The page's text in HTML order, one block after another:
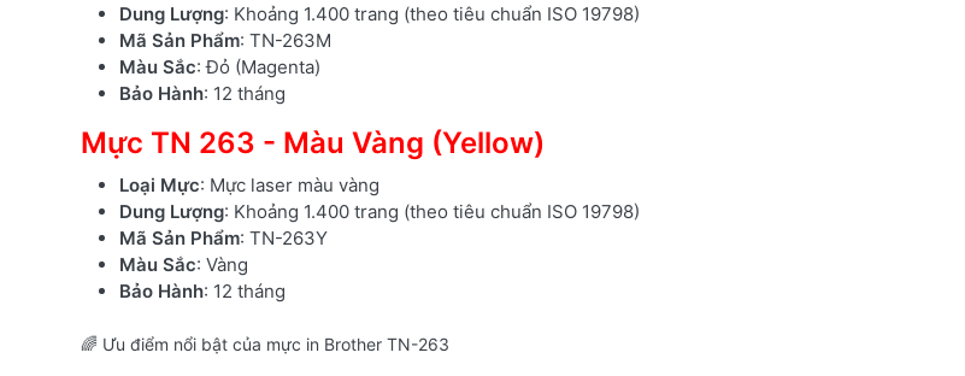
Dung Lượng: Khoảng 1.400 trang (theo tiêu chuẩn ISO 19798)
Mã Sản Phẩm: TN-263M
Màu Sắc: Đỏ (Magenta)
Bảo Hành: 12 tháng
Mực TN 263 - Màu Vàng (Yellow)
Loại Mực: Mực laser màu vàng
Dung Lượng: Khoảng 1.400 trang (theo tiêu chuẩn ISO 19798)
Mã Sản Phẩm: TN-263Y
Màu Sắc: Vàng
Bảo Hành: 12 tháng
🌈 Ưu điểm nổi bật của mực in Brother TN-263